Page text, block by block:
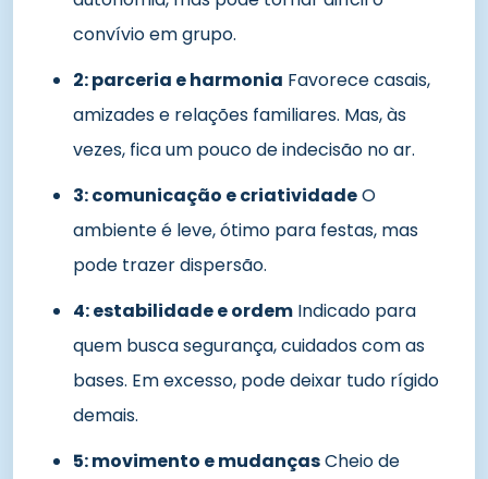
convívio em grupo.
2: parceria e harmonia Favorece casais,
amizades e relações familiares. Mas, às
vezes, fica um pouco de indecisão no ar.
3: comunicação e criatividadeO
ambiente é leve, ótimo para festas, mas
pode trazer dispersão.
4: estabilidade e ordem Indicado para
quem busca segurança, cuidados com as
bases. Em excesso, pode deixar tudo rígido
demais.
5: movimento e mudançasCheio de